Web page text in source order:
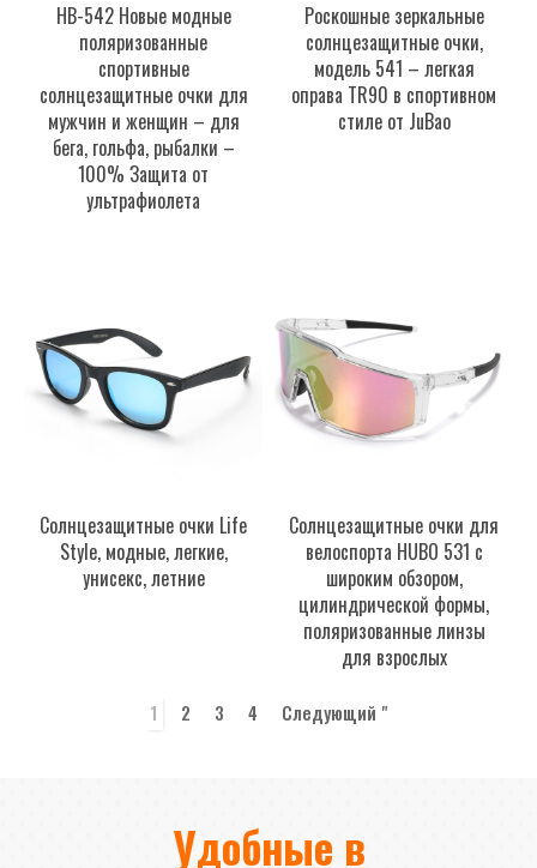
HB-542 Новые модные
поляризованные
спортивные
солнцезащитные очки для
мужчин и женщин – для
бега, гольфа, рыбалки –
100% Защита от
ультрафиолета
Роскошные зеркальные
солнцезащитные очки,
модель 541 – легкая
оправа TR90 в спортивном
стиле от JuBao
Солнцезащитные очки Life
Style, модные, легкие,
унисекс, летние
Солнцезащитные очки для
велоспорта HUBO 531 с
широким обзором,
цилиндрической формы,
поляризованные линзы
для взрослых
1 2 3 4 Следующий "
Удобные в